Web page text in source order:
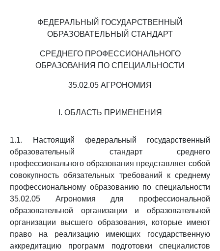
ФЕДЕРАЛЬНЫЙ ГОСУДАРСТВЕННЫЙ
ОБРАЗОВАТЕЛЬНЫЙ СТАНДАРТ
СРЕДНЕГО ПРОФЕССИОНАЛЬНОГО
ОБРАЗОВАНИЯ ПО СПЕЦИАЛЬНОСТИ
35.02.05 АГРОНОМИЯ
I. ОБЛАСТЬ ПРИМЕНЕНИЯ
1.1. Настоящий федеральный государственный
образовательный стандарт среднего
профессионального образования представляет собой
совокупность обязательных требований к среднему
профессиональному образованию по специальности
35.02.05 Агрономия для профессиональной
образовательной организации и образовательной
организации высшего образования, которые имеют
право на реализацию имеющих государственную
аккредитацию программ подготовки специалистов